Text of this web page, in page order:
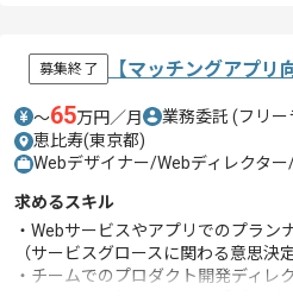
募集終了 【マッチングアプ
〜65万円／月 業務委託 (フリー
恵比寿(東京都)
Webデザイナー/Webディレクタ
求めるスキル
・Webサービスやアプリでのプラン
（サービスグロースに関わる意思決
・チームでのプロダクト開発ディレ